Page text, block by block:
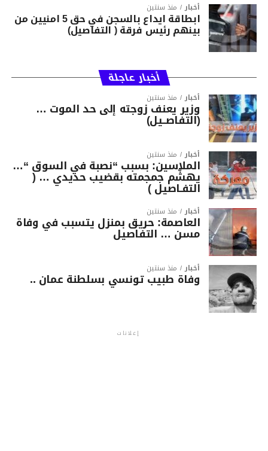
أخبار منذ سنتين
ابطاقة ايداع بالسجن في حق 5 امنيين من
بينهم رئيس فرقة ( التفاصيل)
أخبار عاجلة
أخبار منذ سنتين
وزير يعنف زوجته إلى حد الموت …
(التفاصــيل)
أخبار منذ سنتين
الملاسين: بسبب “نصبة في السوق “…
يهشّم جمجمته بقضيب حديدي … (
التفـاصيل )
أخبار منذ سنتين
العاصمة: حريق بمنزل يتسبب في وفاة
مسن … التفاصيل
أخبار منذ سنتين
وفاة طبيب تونسي بسلطنة عمان ..
إعلانات